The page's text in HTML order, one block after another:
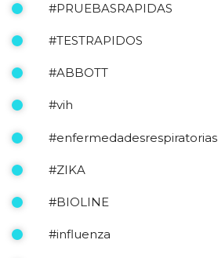
#PRUEBASRAPIDAS
#TESTRAPIDOS
#ABBOTT
#vih
#enfermedadesrespiratorias
#ZIKA
#BIOLINE
#influenza